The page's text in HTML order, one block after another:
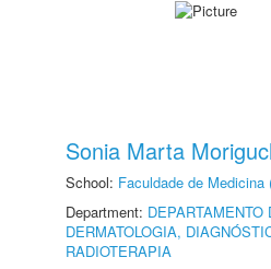
Sonia Marta
School: Faculdade de
Department: DEPARTAMENTO
DERMATOLOGIA,
RADIOTERAPIA